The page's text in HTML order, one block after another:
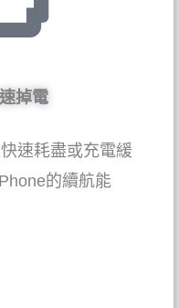
掉電
速耗盡或充電緩
的續航能